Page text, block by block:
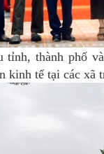
tỉnh, thành phố
kinh tế tại các xã